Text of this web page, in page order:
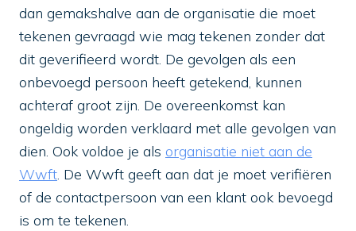
dan gemakshalve aan de organisatie die moet
tekenen gevraagd wie mag tekenen zonder dat
dit geverifieerd wordt. De gevolgen als een
onbevoegd persoon heeft getekend, kunnen
achteraf groot zijn. De overeenkomst kan
ongeldig worden verklaard met alle gevolgen van
dien. Ook voldoe je als organisatie niet aan de
Wwft. De Wwft geeft aan dat je moet verifiëren
of de contactpersoon van een klant ook bevoegd
is om te tekenen.